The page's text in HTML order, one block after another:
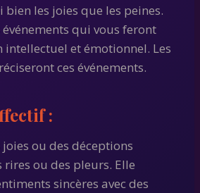
bien les joies que les peines.
événements qui vous feront
et émotionnel. Les
ces événements.
:
ou des déceptions
rires ou des pleurs. Elle
sincères avec des